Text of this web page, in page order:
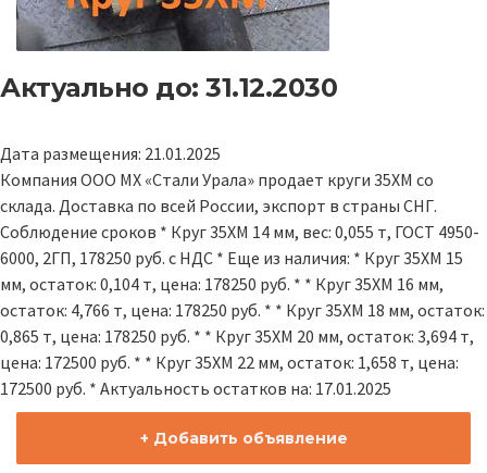
Актуально до: 31.12.2030
Дата размещения: 21.01.2025
Компания ООО МХ «Стали Урала» продает круги 35ХМ со
склада. Доставка по всей России, экспорт в страны СНГ.
Соблюдение сроков * Круг 35ХМ 14 мм, вес: 0,055 т, ГОСТ 4950-
6000, 2ГП, 178250 руб. с НДС * Еще из наличия: * Круг 35ХМ 15
мм, остаток: 0,104 т, цена: 178250 руб. * * Круг 35ХМ 16 мм,
остаток: 4,766 т, цена: 178250 руб. * * Круг 35ХМ 18 мм, остаток:
0,865 т, цена: 178250 руб. * * Круг 35ХМ 20 мм, остаток: 3,694 т,
цена: 172500 руб. * * Круг 35ХМ 22 мм, остаток: 1,658 т, цена:
172500 руб. * Актуальность остатков на: 17.01.2025
+ Добавить объявление